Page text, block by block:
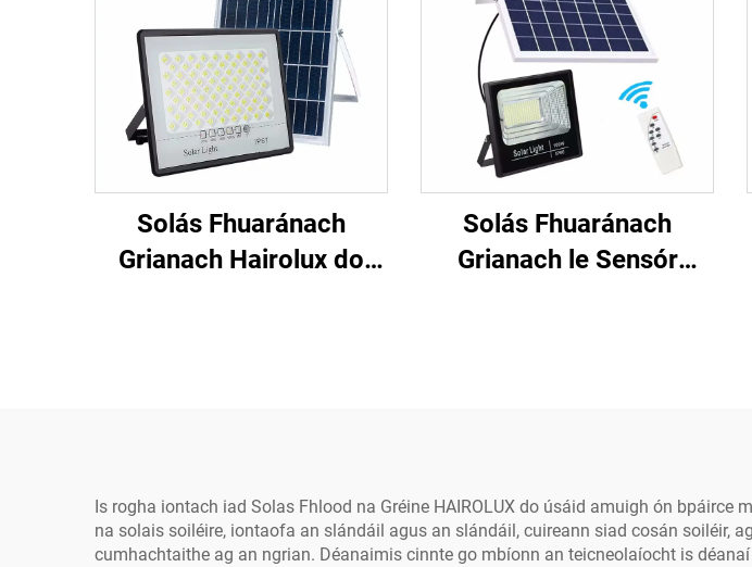
Solás Fhuaránach
Grianach Hairolux do
Solás Fhuaránach
Grianach le Sensór
Is rogha iontach iad Solas Fhlood na Gréine HAIROLUX do úsáid amuigh ón
na solais soiléire, iontaofa an slándáil agus an slándáil, cuireann siad cosán soiléir,
cumhachtaithe ag an ngrian. Déanaimis cinnte go mbíonn an teicneolaíocht is